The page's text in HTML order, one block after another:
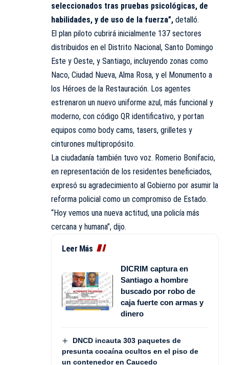
seleccionados tras pruebas psicológicas, de
habilidades, y de uso de la fuerza”, detalló.
El plan piloto cubrirá inicialmente 137 sectores
distribuidos en el Distrito Nacional, Santo Domingo
Este y Oeste, y Santiago, incluyendo zonas como
Naco, Ciudad Nueva, Alma Rosa, y el Monumento a
los Héroes de la Restauración. Los agentes
estrenaron un nuevo uniforme azul, más funcional y
moderno, con código QR identificativo, y portan
equipos como body cams, tasers, grilletes y
cinturones multipropósito.
La ciudadanía también tuvo voz. Romerio Bonifacio,
en representación de los residentes beneficiados,
expresó su agradecimiento al Gobierno por asumir la
reforma policial como un compromiso de Estado.
“Hoy vemos una nueva actitud, una policía más
cercana y humana”, dijo.
Leer Más
DICRIM captura en
Santiago a hombre
buscado por robo de
caja fuerte con armas y
dinero
DNCD incauta 303 paquetes de
presunta cocaína ocultos en el piso de
un contenedor en Caucedo